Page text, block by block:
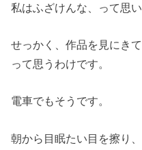
私はふざけんな、って思い
せっかく、作品を見にき
って思うわけです。
電車でもそうです。
朝から目眠たい目を擦り